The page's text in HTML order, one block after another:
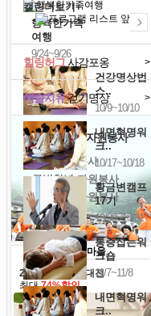
행복한가족
여행
9/24~9/26
건강명상법
스..
10/9~10/10
내면혁명워
크..
10/17~10/18
황금변캠프
17기
10/30~10/31
통증잡는워
크숍
11/7~11/8
내면혁명워
크..
캘린더보기+
예술치유걷기명상 >
힐링허그사감포옹 >
'옹달샘의 꽃'자원봉사
· 청년 자원봉사
· 금빛청년 자원봉사
· 음식연구 자원봉사
2026 말복 보양대전
최대74%할인